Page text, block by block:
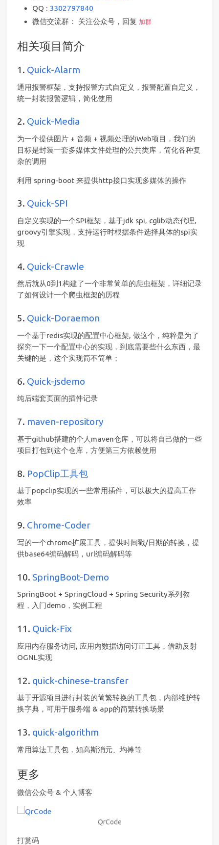
QQ : 3302797840
微信交流群： 关注公众号，回复 加群
相关项目简介
1. Quick-Alarm
通用报警框架，支持报警方式自定义，报警配置自定义，
统一封装报警逻辑，简化使用
2. Quick-Media
为一个提供图片 + 音频 + 视频处理的Web项目，我们的
目标是封装一套多媒体文件处理的公共类库，简化各种复
杂的调用
利用 spring-boot 来提供http接口实现多媒体的操作
3. Quick-SPI
自定义实现的一个SPI框架，基于jdk spi, cglib动态代理,
groovy引擎实现，支持运行时根据条件选择具体的spi实
现
4. Quick-Crawle
然后就从0到1构建了一个非常简单的爬虫框架，详细记录
了如何设计一个爬虫框架的历程
5. Quick-Doraemon
一个基于redis实现的配置中心框架, 做这个，纯粹是为了
探究一下一个配置中心的实现，到底需要些什么东西，最
关键的是，这个实现简不简单；
6. Quick-jsdemo
纯后端套页面的插件记录
7. maven-repository
基于github搭建的个人maven仓库，可以将自己做的一些
项目打包到这个仓库，方便第三方依赖使用
8. PopClip工具包
基于popclip实现的一些常用插件，可以极大的提高工作
效率
9. Chrome-Coder
写的一个chrome扩展工具，提供时间戳/日期的转换，提
供base64编码解码，url编码解码等
10. SpringBoot-Demo
SpringBoot + SpringCloud + Spring Security系列教
程，入门demo，实例工程
11. Quick-Fix
应用内存服务访问, 应用内数据访问订正工具，借助反射
OGNL实现
12. quick-chinese-transfer
基于开源项目进行封装的简繁转换的工具包，内部维护转
换字典，可用于服务端 & app的简繁转换场景
13. quick-algorithm
常用算法工具包，如高斯消元、均摊等
更多
微信公众号 & 个人博客
QrCode
打赏码